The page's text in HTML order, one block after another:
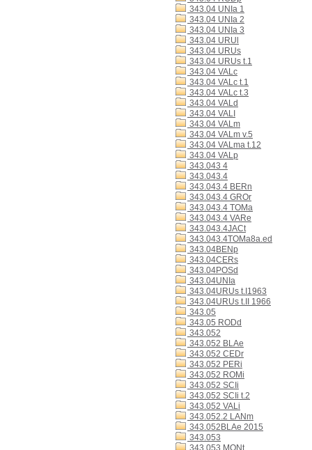
343.04 UNIa 1
343.04 UNIa 2
343.04 UNIa 3
343.04 URUl
343.04 URUs
343.04 URUs t.1
343.04 VALc
343.04 VALc t.1
343.04 VALc t.3
343.04 VALd
343.04 VALI
343.04 VALm
343.04 VALm v.5
343.04 VALma t.12
343.04 VALp
343.043 4
343.043.4
343.043.4 BERn
343.043.4 GROr
343.043.4 TOMa
343.043.4 VARe
343.043.4JACt
343.043.4TOMa8a.ed
343.04BENp
343.04CERs
343.04POSd
343.04UNIa
343.04URUs t.I1963
343.04URUs t.II 1966
343.05
343.05 RODd
343.052
343.052 BLAe
343.052 CEDr
343.052 PERi
343.052 ROMi
343.052 SCIi
343.052 SCIi t.2
343.052 VALi
343.052.2 LANm
343.052BLAe 2015
343.053
343.053 MONt